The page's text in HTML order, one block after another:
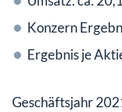
Konzern
Ergebnis je
Geschäftsjahr